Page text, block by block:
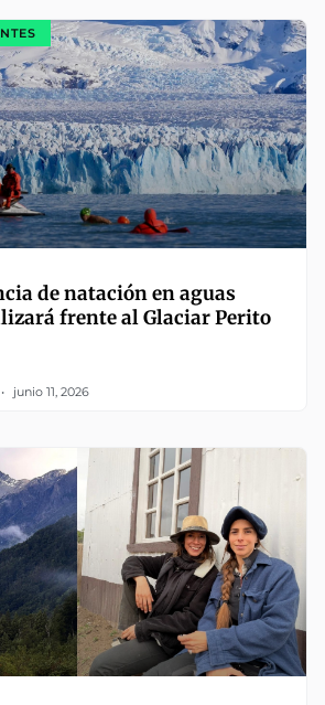
de natación en aguas
frente al Glaciar Perito
junio 11, 2026